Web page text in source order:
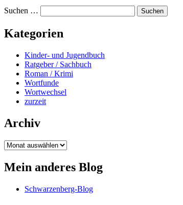
Suchen …
Kategorien
Kinder- und Jugendbuch
Ratgeber / Sachbuch
Roman / Krimi
Wortfunde
Wortwechsel
zurzeit
Archiv
Archiv
Mein anderes Blog
Schwarzenberg-Blog